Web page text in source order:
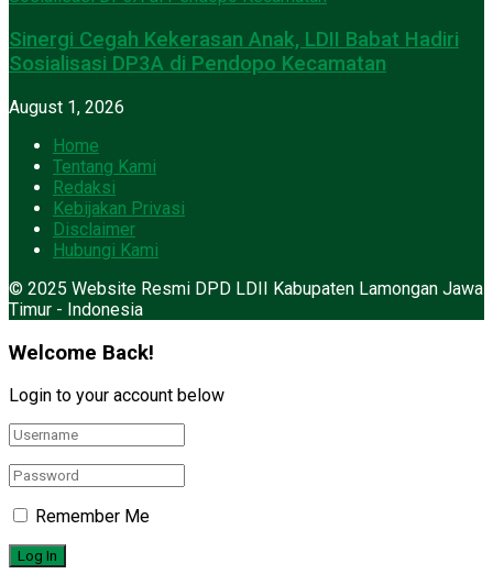
Sinergi Cegah Kekerasan Anak, LDII Babat Hadiri
Sosialisasi DP3A di Pendopo Kecamatan
August 1, 2026
Home
Tentang Kami
Redaksi
Kebijakan Privasi
Disclaimer
Hubungi Kami
© 2025 Website Resmi DPD LDII Kabupaten Lamongan Jawa
Timur - Indonesia
Welcome Back!
Login to your account below
Remember Me